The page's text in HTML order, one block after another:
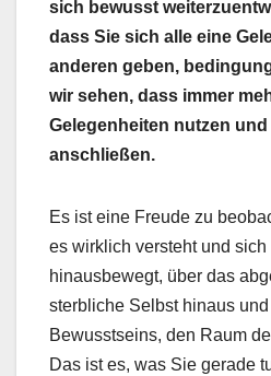
sich bewusst
dass Sie sich alle eine
anderen geben,
wir sehen, dass immer
Gelegenheiten nutzen
anschließen.
Es ist eine Freude zu
es wirklich versteht und
hinausbewegt, über das
sterbliche Selbst hinaus
Bewusstseins, den Raum
Das ist es, was Sie gerade